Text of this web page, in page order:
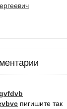
пигишите так